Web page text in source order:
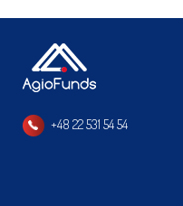
+48 22 531 54 54